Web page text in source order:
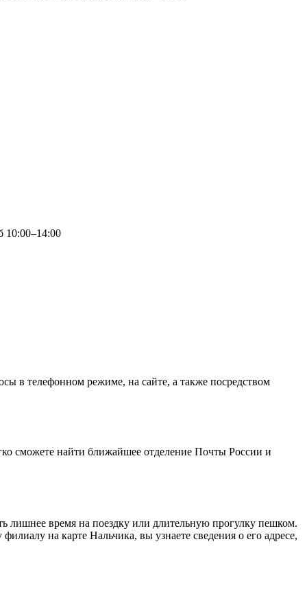
10:00–14:00
в телефонном режиме, на сайте, а также посредством
сможете найти ближайшее отделение Почты России и
лишнее время на поездку или длительную прогулку пешком.
на карте Нальчика, вы узнаете сведения о его адресе,